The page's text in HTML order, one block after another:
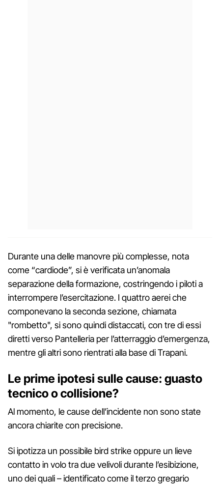
Durante una delle manovre più complesse, nota
come “cardiode”, si è verificata un’anomala
separazione della formazione, costringendo i piloti a
interrompere l’esercitazione. I quattro aerei che
componevano la seconda sezione, chiamata
"rombetto", si sono quindi distaccati, con tre di essi
diretti verso Pantelleria per l’atterraggio d’emergenza,
mentre gli altri sono rientrati alla base di Trapani.
Le prime ipotesi sulle cause: guasto
tecnico o collisione?
Al momento, le cause dell’incidente non sono state
ancora chiarite con precisione.
Si ipotizza un possibile bird strike oppure un lieve
contatto in volo tra due velivoli durante l’esibizione,
uno dei quali – identificato come il terzo gregario